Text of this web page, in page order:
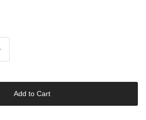
Add to Cart